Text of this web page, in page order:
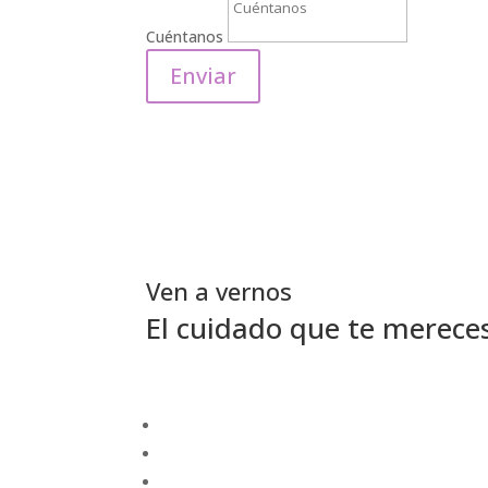
Cuéntanos
Enviar
Ven a vernos
El cuidado que te